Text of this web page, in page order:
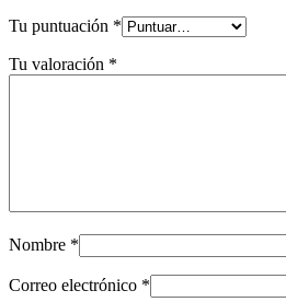
Tu puntuación *
Tu valoración *
Nombre *
Correo electrónico *